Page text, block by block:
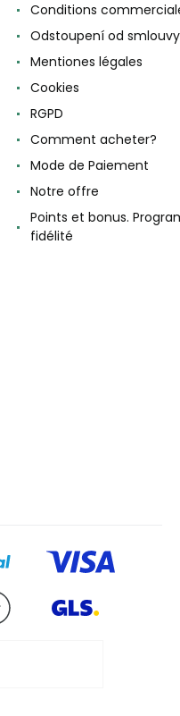
Conditions
Odstoupení od smlouvy
Mentiones légales
Cookies
RGPD
Comment acheter?
Mode de Paiement
Notre offre
Points et bonus.
fidélité